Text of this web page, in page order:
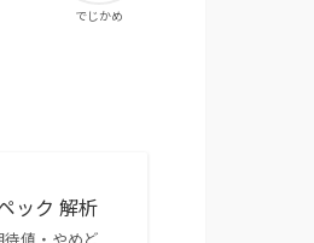
でじかめ
ック 解析
値・やめど